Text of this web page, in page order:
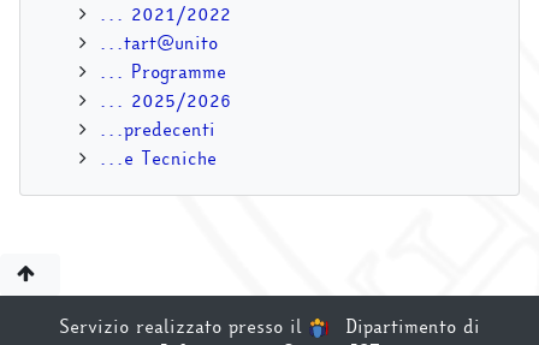
... 2021/2022
...tart@unito
... Programme
... 2025/2026
...predecenti
...e Tecniche
Servizio realizzato presso il
Dipartimento di